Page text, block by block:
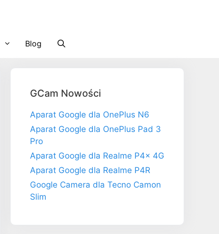
Blog
GCam Nowości
Aparat Google dla OnePlus N6
Aparat Google dla OnePlus Pad 3
Pro
Aparat Google dla Realme P4x 4G
Aparat Google dla Realme P4R
Google Camera dla Tecno Camon
Slim